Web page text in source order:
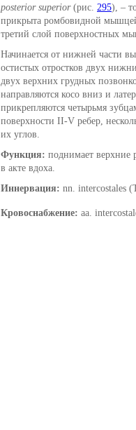
posterior superior(рис. 295), –
прикрыта ромбовидной
третий слой поверхностных
Начинается от нижней части
остистых отростков двух
двух верхних грудных
направляются косо вниз и
прикрепляются четырьмя
поверхности II-V ребер,
их углов.
Функция: поднимает верхние
в акте вдоха.
Иннервация: nn. intercostales
Кровоснабжение: аа.